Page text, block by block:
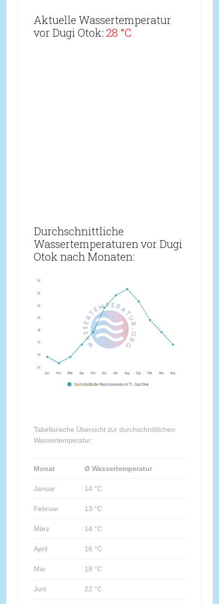
Aktuelle Wassertemperatur
vor Dugi Otok: 28 °C
Durchschnittliche
Wassertemperaturen vor Dugi
Otok nach Monaten:
Tabellarische Übersicht zur durchschnittlichen
Wassertemperatur:
Monat Ø Wassertemperatur
Januar 14 °C
Februar 13 °C
März 14 °C
April 16 °C
Mai 18 °C
Juni 22 °C